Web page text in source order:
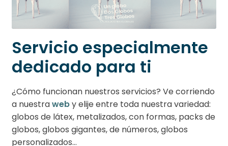
Servicio especialmente
dedicado para ti
¿Cómo funcionan nuestros servicios? Ve corriendo
a nuestraweby elije entre toda nuestra variedad:
globos de látex, metalizados, con formas, packs de
globos, globos gigantes, de números, globos
personalizados…